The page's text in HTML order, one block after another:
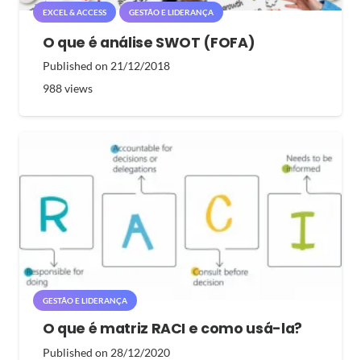
EXCEL & ACCESS GESTÃO E LIDERANÇA
O que é análise SWOT (FOFA)
Published on 21/12/2018
988views
GESTÃO E LIDERANÇA
O que é matriz RACI e como usá-la?
Published on 28/12/2020